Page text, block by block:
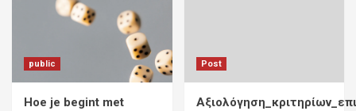
public
Hoe je begint met
Post